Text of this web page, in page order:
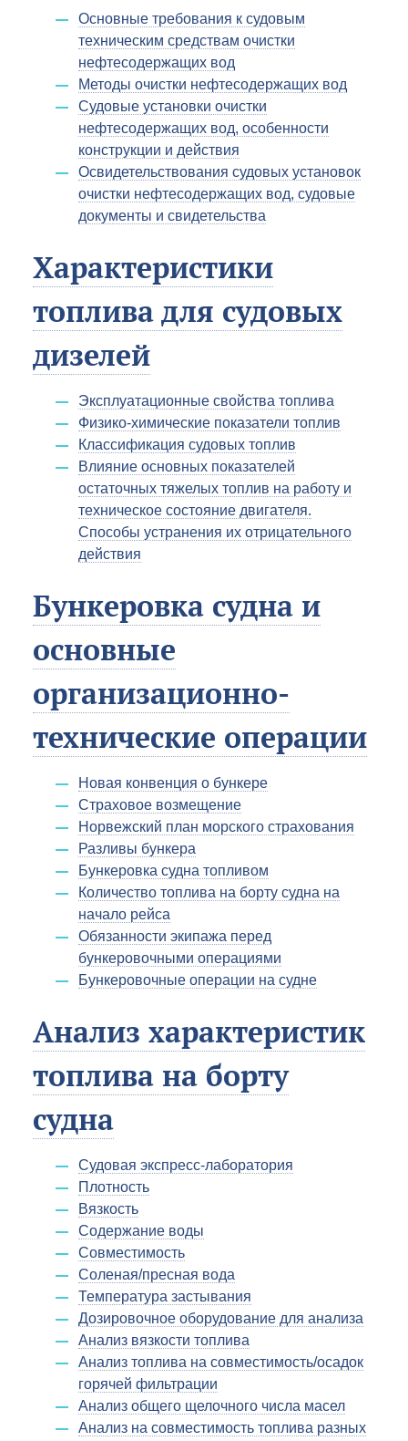
Основные требования к судовым
техническим средствам очистки
нефтесодержащих вод
Методы очистки нефтесодержащих вод
Судовые установки очистки
нефтесодержащих вод, особенности
конструкции и действия
Освидетельствования судовых установок
очистки нефтесодержащих вод, судовые
документы и свидетельства
Характеристики
топлива для судовых
дизелей
Эксплуатационные свойства топлива
Физико-химические показатели топлив
Классификация судовых топлив
Влияние основных показателей
остаточных тяжелых топлив на работу и
техническое состояние двигателя.
Способы устранения их отрицательного
действия
Бункеровка судна и
основные
организационно-
технические операции
Новая конвенция о бункере
Страховое возмещение
Норвежский план морского страхования
Разливы бункера
Бункеровка судна топливом
Количество топлива на борту судна на
начало рейса
Обязанности экипажа перед
бункеровочными операциями
Бункеровочные операции на судне
Анализ характеристик
топлива на борту
судна
Судовая экспресс-лаборатория
Плотность
Вязкость
Содержание воды
Совместимость
Соленая/пресная вода
Температура застывания
Дозировочное оборудование для анализа
Анализ вязкости топлива
Анализ топлива на совместимость/осадок
горячей фильтрации
Анализ общего щелочного числа масел
Анализ на совместимость топлива разных